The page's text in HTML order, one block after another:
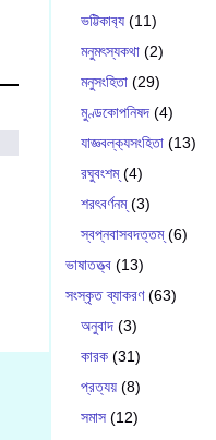
ভট্টিকাব‍্য (11)
মনুমৎস্যকথা (2)
মনুসংহিতা (29)
মুণ্ডকোপনিষদ (4)
যাজ্ঞবল্ক‍্যসংহিতা (13)
রঘুবংশম্(4)
শরৎবর্ণনম্(3)
স্বপ্নবাসবদত্তম্(6)
ভাষাতত্ত্ব (13)
সংস্কৃত ব্যাকরণ(63)
অনুবাদ (3)
কারক (31)
প্রত্যয় (8)
সমাস (12)